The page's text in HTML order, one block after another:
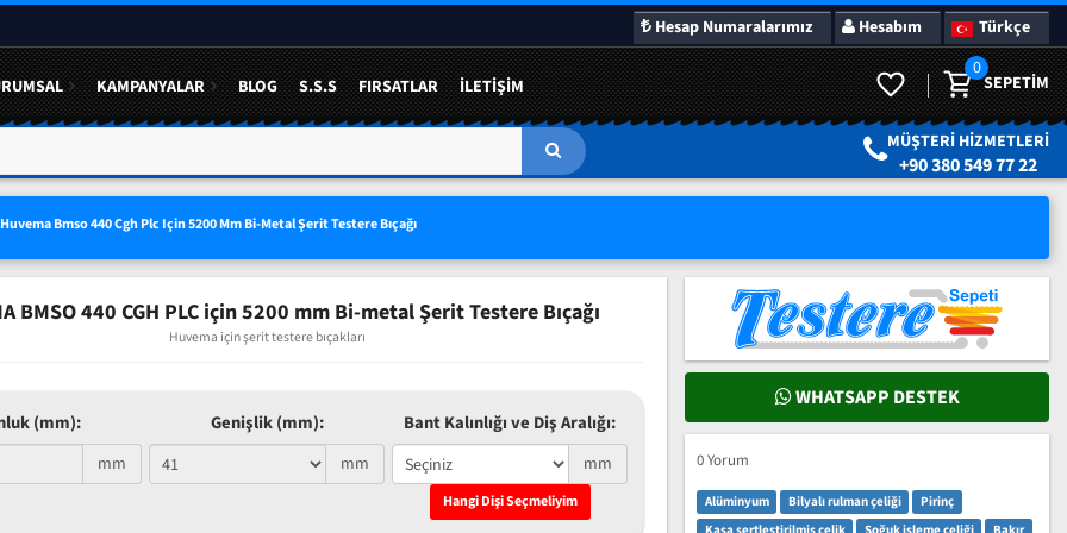
Hesap Numaralarımız Hesabım Türkçe
KAMPANYALAR BLOG S.S.S FIRSATLAR İLETIŞIM
0
SEPETIM
MÜŞTERI HIZMETLERI
+90 380 549 77 22
Huvema Bmso 440 Cgh Plc Için 5200 Mm Bi-Metal Şerit Testere Bıçağı
BMSO 440 CGH PLC için 5200 mm Bi-metal Şerit Testere Bıçağı
Huvema için şerit testere bıçakları
(mm):
mm
Genişlik (mm):
mm
Bant Kalınlığı ve Diş Aralığı:
mm
Hangi Dişi Seçmeliyim
WHATSAPP DESTEK
0 Yorum
Alüminyum Bilyalı rulman çeliği
Pirinç
YÜZDE 50 YE VARAN 3 LÜ SETLERDE AVANTAJLI FIYATLAR SÜRPRIZ KAMPANYALAR